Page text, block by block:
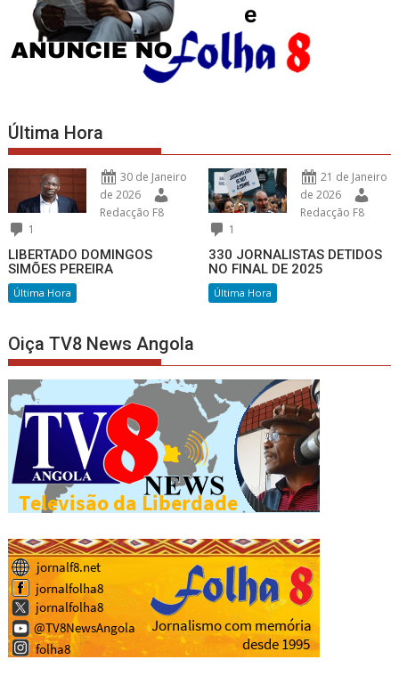
Última Hora
30 de Janeiro
de 2026
Redacção F8
1
LIBERTADO DOMINGOS
SIMÕES PEREIRA
Última Hora
21 de Janeiro
de 2026
Redacção F8
1
330 JORNALISTAS DETIDOS
NO FINAL DE 2025
Última Hora
Oiça TV8 News Angola